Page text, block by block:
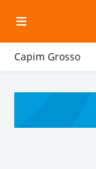
Capim Grosso